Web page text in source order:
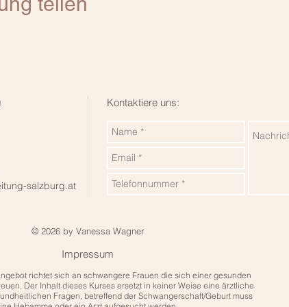
© 2026 by Vanessa Wagner
Impressum
Kontaktiere uns:
salzburg.at
richtet sich an schwangere Frauen die sich einer gesunden
Der Inhalt dieses Kurses ersetzt in keiner Weise eine ärztliche
Fragen, betreffend der Schwangerschaft/Geburt muss